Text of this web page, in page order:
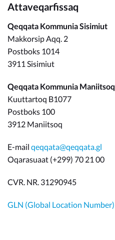
Attaveqarfissaq
Qeqqata Kommunia Sisimiut
Makkorsip Aqq. 2
Postboks 1014
3911 Sisimiut
Qeqqata Kommunia Maniitsoq
Kuuttartoq B1077
Postboks 100
3912 Maniitsoq
E-mail qeqqata@qeqqata.gl
Oqarasuaat (+299) 70 21 00
CVR. NR. 31290945
GLN (Global Location Number)